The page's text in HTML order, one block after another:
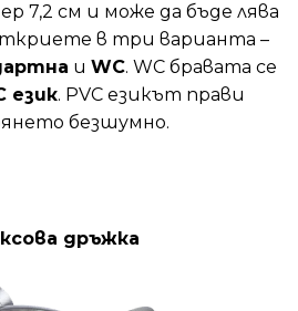
7,2 см и може да бъде лява
в три варианта –
и WC. WC бравата се
език. PVC езикът прави
безшумно.
дръжка